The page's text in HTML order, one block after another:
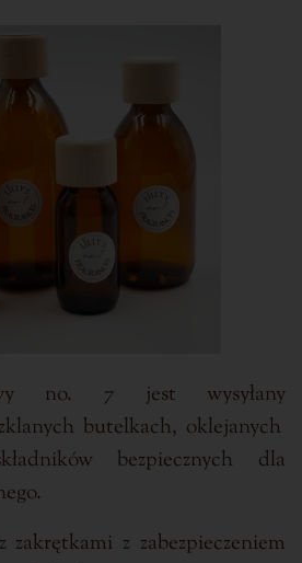
no. 7 jest wysyłany
butelkach, oklejanych
bezpiecznych dla
zakrętkami z zabezpieczeniem